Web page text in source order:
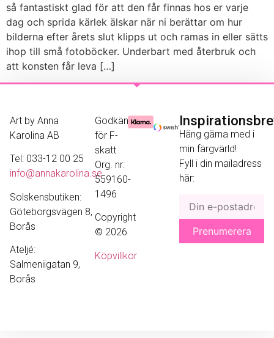
så fantastiskt glad för att den får finnas hos er varje
dag och sprida kärlek älskar när ni berättar om hur
bilderna efter årets slut klipps ut och ramas in eller sätts
ihop till små fotoböcker. Underbart med återbruk och
att konsten får leva […]
Art by Anna
Karolina AB
Tel: 033-12 00 25
info@annakarolina.se
Solskensbutiken:
Göteborgsvägen 8,
Borås
Ateljé:
Salmeniigatan 9,
Borås
Godkänd
för F-
skatt
Org. nr:
559160-
1496
Copyright
© 2026
Köpvillkor
Häng gärna med i
min färgvärld!
Fyll i din mailadress
här: